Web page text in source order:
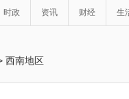
时政 资讯 财经 生
西南地区